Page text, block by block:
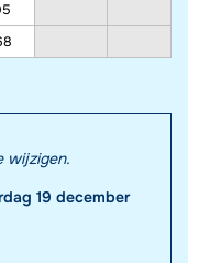
wijzigen.
19 december